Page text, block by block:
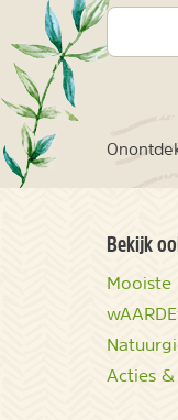
Bekijk
Mooiste
Acties